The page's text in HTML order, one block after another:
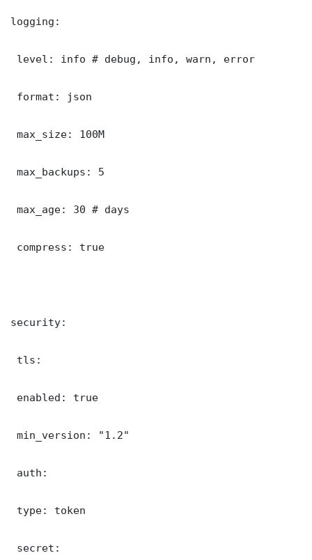
logging:
level: info # debug, info, warn, error
format: json
max_size: 100M
max_backups: 5
max_age: 30 # days
compress: true
security:
tls:
enabled: true
min_version: "1.2"
auth:
type: token
secret: